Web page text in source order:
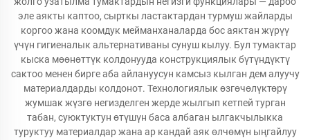
эле аякты каптоо, сырткы ластактардан турмуш жайларды
коргоо жана коомдук мейманханаларда бос аяктан жүрүү
үчүн гигиеналык альтернативаны сунуш кылуу. Бул тумактар
кыска мөөнөттүк колдонууда конструкциялык бүтүндүктү
сактоо менен бирге аба айлануусун камсыз кылган дем алуучу
материалдарды колдонот. Технологиялык өзгөчөлүктөрү
жумшак жүзгө негизделген жерде жылгып кетпей турган
табан, суюктуктун өтүшүн баса албаган ылгакчылыкка
туруктуу материалдар жана ар кандай аяк өлчөмүн ыңгайлуу